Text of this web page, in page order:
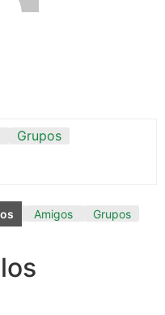
Grupos
Amigos Grupos